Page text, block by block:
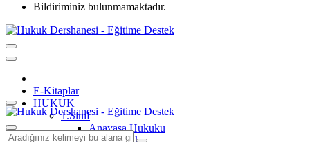
Bildiriminiz bulunmamaktadır.
E-Kitaplar
HUKUK
1.Sınıf
Anayasa Hukuku